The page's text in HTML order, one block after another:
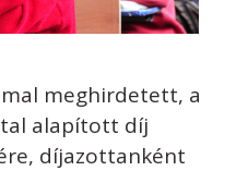
meghirdetett, a
alapított díj
díjazottanként